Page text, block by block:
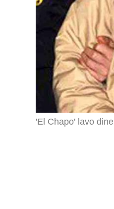
'El Chapo' lavo